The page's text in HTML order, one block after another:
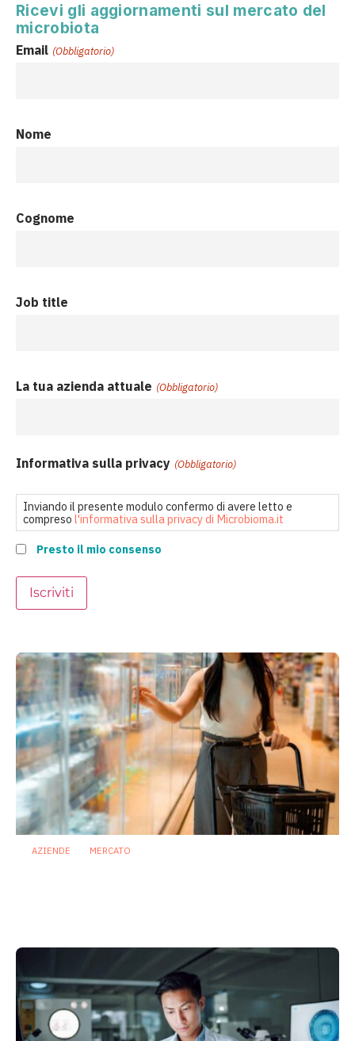
Ricevi gli aggiornamenti sul mercato del
microbiota
Email (Obbligatorio)
Nome
Cognome
Job title
La tua azienda attuale (Obbligatorio)
Informativa sulla privacy (Obbligatorio)
Inviando il presente modulo confermo di avere letto e
compreso l'informativa sulla privacy di Microbioma.it
Presto il mio consenso
Iscriviti
AZIENDE MERCATO